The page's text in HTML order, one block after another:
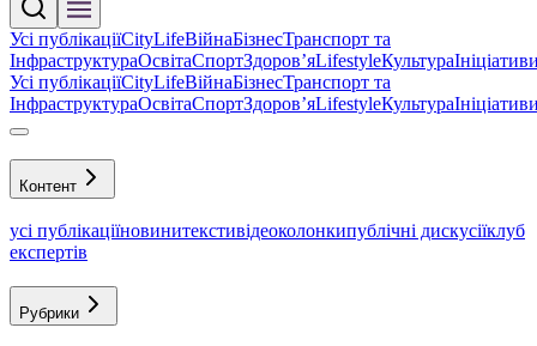
Усі публікаціїCityLifeВійнаБізнесТранспорт та
ІнфраструктураОсвітаСпортЗдоровʼяLifestyleКультура
Усі публікаціїCityLifeВійнаБізнесТранспорт та
ІнфраструктураОсвітаСпортЗдоровʼяLifestyleКультура
Контент
усі публікаціїновинитекстивідеоколонкипублічні дискусіїклуб
експертів
Рубрики